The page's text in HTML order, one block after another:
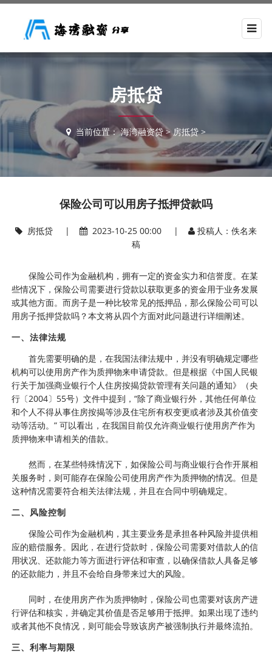
房抵贷
当前位置：海湾融资贷>房抵贷>
保险公司可以用房子抵押贷款吗
房抵贷| 2023-10-25 00:00 |
投稿人：佚名来
稿
保险公司作为金融机构，拥有一定的资金实力和信誉度。在某
些情况下，保险公司需要进行贷款以获取更多的资金用于业务发展
或其他方面。而房子是一种比较常见的抵押品，那么保险公司可以
用房子抵押贷款吗？本文将从四个方面对此问题进行详细阐述。
一、法律法规
首先需要明确的是，在我国法律法规中，并没有明确规定哪些
机构可以使用房产作为质押物来申请贷款。但是根据《中国人民银
行关于加强商业银行个人住房按揭贷款管理有关问题的通知》（央
行〔2004〕55号）文件中提到，“除了商业银行外，其他任何单位
和个人不得从事住房按揭等涉及住宅所有权变更或者涉及其价值变
动等活动。” 可以看出，在我国目前仅允许商业银行使用房产作为
质押物来申请相关的借款。
然而，在某些特殊情况下，如保险公司与商业银行合作开展相
关服务时，则可能存在保险公司使用房产作为质押物的情况。但是
这种情况需要符合相关法律法规，并且在合同中明确规定。
二、风险控制
保险公司作为金融机构，其主要业务是承担各种风险并提供相
应的赔偿服务。因此，在进行贷款时，保险公司需要对借款人的信
用状况、还款能力等方面进行评估和审查，以确保借款人具备足够
的还款能力，并且不会给自身带来过大的风险。
同时，在使用房产作为质押物时，保险公司也需要对该房产进
行评估和核实，并确定其价值是否足够用于抵押。如果出现了违约
或者其他不良情况，则可能会导致该房产被强制执行并最终流拍。
三、利率与期限